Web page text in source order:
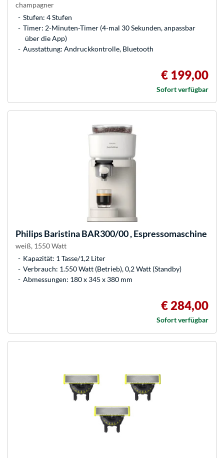
champagner
Stufen: 4 Stufen
Timer: 2-Minuten-Timer (4-mal 30 Sekunden, anpassbar
über die App)
Ausstattung: Andruckkontrolle, Bluetooth
€ 199,00
Sofort verfügbar
PhilipsBaristina BAR300/00 , Espressomaschine
weiß, 1550 Watt
Kapazität: 1 Tasse/1,2 Liter
Verbrauch: 1.550 Watt (Betrieb), 0,2 Watt (Standby)
Abmessungen: 180 x 345 x 380 mm
€ 284,00
Sofort verfügbar